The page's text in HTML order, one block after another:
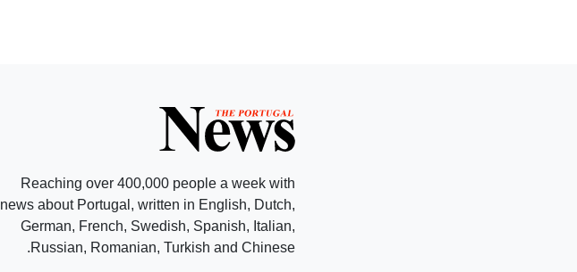
Reaching over 400,000 people a week with
news about Portugal, written in English, Dutch,
German, French, Swedish, Spanish, Italian,
Russian, Romanian, Turkish and Chinese.